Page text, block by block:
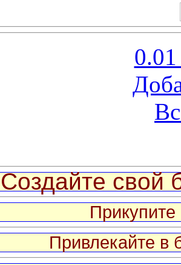
Создайте свой
Привлекайте в